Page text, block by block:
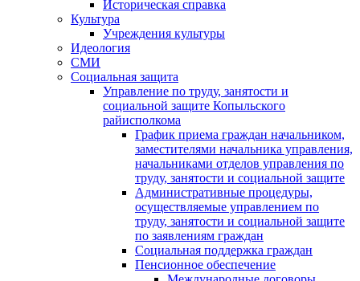
Историческая справка
Культура
Учреждения культуры
Идеология
СМИ
Социальная защита
Управление по труду, занятости и
социальной защите Копыльского
райисполкома
График приема граждан начальником,
заместителями начальника управления,
начальниками отделов управления по
труду, занятости и социальной защите
Административные процедуры,
осуществляемые управлением по
труду, занятости и социальной защите
по заявлениям граждан
Социальная поддержка граждан
Пенсионное обеспечение